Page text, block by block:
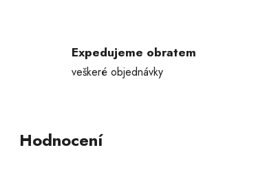
Expedujeme obratem
veškeré objednávky
Hodnocení